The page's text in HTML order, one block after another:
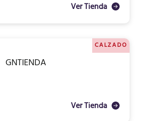
Ver Tienda
CALZADO
GNTIENDA
Ver Tienda